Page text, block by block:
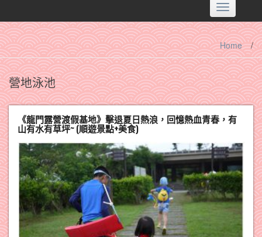
Toggle
navigation
Home /
營地泳池
《龍門露營渡假基地》擊退夏日熱浪，回憶熱血青春，有
山有水有草坪~ (順遊景點+美食)